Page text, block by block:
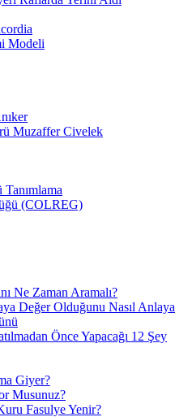
Modeli
Muzaffer Civelek
(COLREG)
Ne Zaman Aramalı?
Değer Olduğunu Nasıl
Önce Yapacağı 12 Şey
Giyer?
Musunuz?
Fasulye Yenir?